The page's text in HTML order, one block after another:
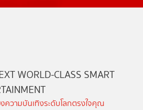
WORLD-CLASS SMART
ความบันเทิงระดับโลกตรงใจคุณ